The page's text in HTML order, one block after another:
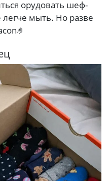
орудовать шеф-
мыть. Но разве